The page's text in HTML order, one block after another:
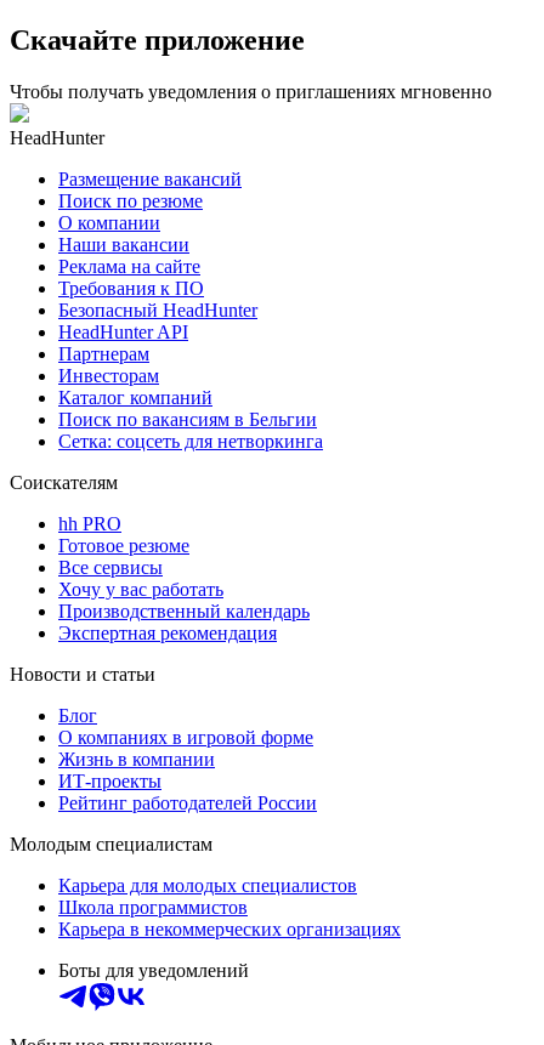
Скачайте приложение
Чтобы получать уведомления о приглашениях мгновенно
HeadHunter
Размещение вакансий
Поиск по резюме
О компании
Наши вакансии
Реклама на сайте
Требования к ПО
Безопасный HeadHunter
HeadHunter API
Партнерам
Инвесторам
Каталог компаний
Поиск по вакансиям в Бельгии
Сетка: соцсеть для нетворкинга
Соискателям
hh PRO
Готовое резюме
Все сервисы
Хочу у вас работать
Производственный календарь
Экспертная рекомендация
Новости и статьи
Блог
О компаниях в игровой форме
Жизнь в компании
ИТ-проекты
Рейтинг работодателей России
Молодым специалистам
Карьера для молодых специалистов
Школа программистов
Карьера в некоммерческих организациях
Боты для уведомлений